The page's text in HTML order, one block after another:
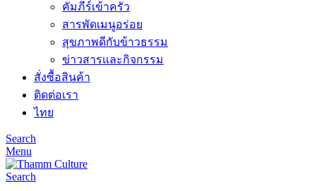
คัมภีร์เข้าครัว
สารพัดเมนูอร่อย
สุขภาพดีกับข้าวธรรม
ข่าวสารและกิจกรรม
สั่งซื้อสินค้า
ติดต่อเรา
ไทย
Search
Menu
Search